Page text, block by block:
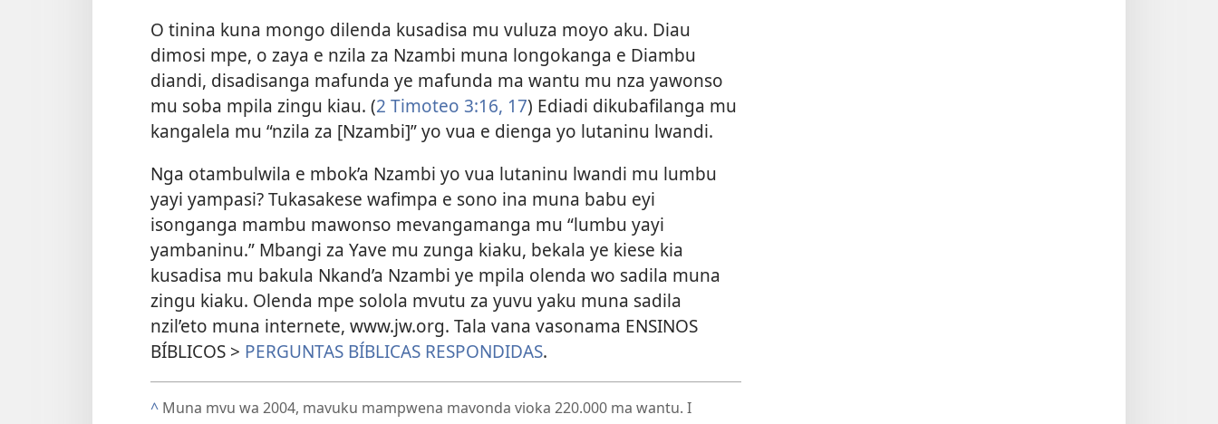
O tinina kuna mongo dilenda kusadisa mu vuluza moyo aku. Diau
dimosi mpe, o zaya e nzila za Nzambi muna longokanga e Diambu
diandi, disadisanga mafunda ye mafunda ma wantu mu nza yawonso
mu soba mpila zingu kiau. (2 Timoteo 3:16, 17) Ediadi dikubafilanga mu
kangalela mu “nzila za [Nzambi]” yo vua e dienga yo lutaninu lwandi.
Nga otambulwila e mbok’a Nzambi yo vua lutaninu lwandi mu lumbu
yayi yampasi? Tukasakese wafimpa e sono ina muna babu eyi
isonganga mambu mawonso mevangamanga mu “lumbu yayi
yambaninu.” Mbangi za Yave mu zunga kiaku, bekala ye kiese kia
kusadisa mu bakula Nkand’a Nzambi ye mpila olenda wo sadila muna
zingu kiaku. Olenda mpe solola mvutu za yuvu yaku muna sadila
nzil’eto muna internete, www.jw.org. Tala vana vasonama ENSINOS
BÍBLICOS > PERGUNTAS BÍBLICAS RESPONDIDAS.
^ Muna mvu wa 2004, mavuku mampwena mavonda vioka 220.000 ma wantu. I